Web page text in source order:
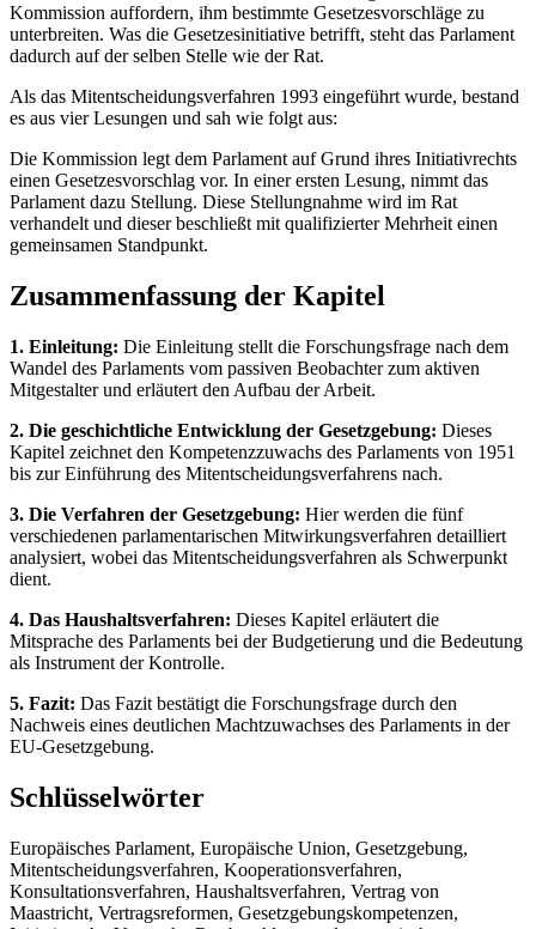
Kommission auffordern, ihm bestimmte Gesetzesvorschläge zu
unterbreiten. Was die Gesetzesinitiative betrifft, steht das Parlament
dadurch auf der selben Stelle wie der Rat.
Als das Mitentscheidungsverfahren 1993 eingeführt wurde, bestand
es aus vier Lesungen und sah wie folgt aus:
Die Kommission legt dem Parlament auf Grund ihres Initiativrechts
einen Gesetzesvorschlag vor. In einer ersten Lesung, nimmt das
Parlament dazu Stellung. Diese Stellungnahme wird im Rat
verhandelt und dieser beschließt mit qualifizierter Mehrheit einen
gemeinsamen Standpunkt.
Zusammenfassung der Kapitel
1. Einleitung: Die Einleitung stellt die Forschungsfrage nach dem
Wandel des Parlaments vom passiven Beobachter zum aktiven
Mitgestalter und erläutert den Aufbau der Arbeit.
2. Die geschichtliche Entwicklung der Gesetzgebung: Dieses
Kapitel zeichnet den Kompetenzzuwachs des Parlaments von 1951
bis zur Einführung des Mitentscheidungsverfahrens nach.
3. Die Verfahren der Gesetzgebung: Hier werden die fünf
verschiedenen parlamentarischen Mitwirkungsverfahren detailliert
analysiert, wobei das Mitentscheidungsverfahren als Schwerpunkt
dient.
4. Das Haushaltsverfahren: Dieses Kapitel erläutert die
Mitsprache des Parlaments bei der Budgetierung und die Bedeutung
als Instrument der Kontrolle.
5. Fazit: Das Fazit bestätigt die Forschungsfrage durch den
Nachweis eines deutlichen Machtzuwachses des Parlaments in der
EU-Gesetzgebung.
Schlüsselwörter
Europäisches Parlament, Europäische Union, Gesetzgebung,
Mitentscheidungsverfahren, Kooperationsverfahren,
Konsultationsverfahren, Haushaltsverfahren, Vertrag von
Maastricht, Vertragsreformen, Gesetzgebungskompetenzen,